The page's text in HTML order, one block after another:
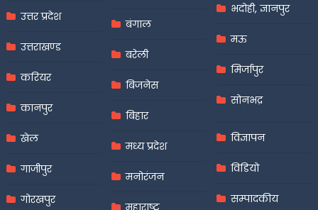
उत्तर प्रदेश
उत्तराखण्ड
करियर
कानपुर
खेल
गाजीपुर
गोरखपुर
बंगाल
बरेली
बिजनेस
बिहार
मध्य प्रदेश
मनोरंजन
महाराष्ट्र
भदोही, ज्ञानपुर
मऊ
मिर्जापुर
सोनभद्र
विज्ञापन
विडियो
सम्पादकीय